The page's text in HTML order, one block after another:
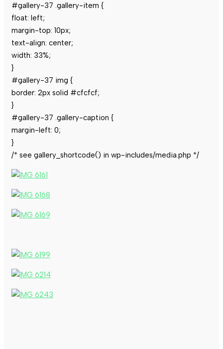
#gallery-37 .gallery-item {
float: left;
margin-top: 10px;
text-align: center;
width: 33%;
}
#gallery-37 img {
border: 2px solid #cfcfcf;
}
#gallery-37 .gallery-caption {
margin-left: 0;
}
/* see gallery_shortcode() in wp-includes/media.php */